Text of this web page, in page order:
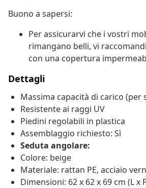
Buono a sapersi:
Per assicurarvi che i vostri
rimangano belli, vi
con una copertura
Dettagli
Massima capacità di carico (per
Resistente ai raggi UV
Piedini regolabili in plastica
Assemblaggio richiesto: Sì
Seduta angolare:
Colore: beige
Materiale: rattan PE, acciaio
Dimensioni: 62 x 62 x 69 cm (L x